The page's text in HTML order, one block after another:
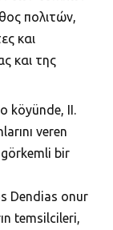
πολιτών,
και
και της
köyünde, II.
veren
görkemli bir
Dendias onur
temsilcileri,